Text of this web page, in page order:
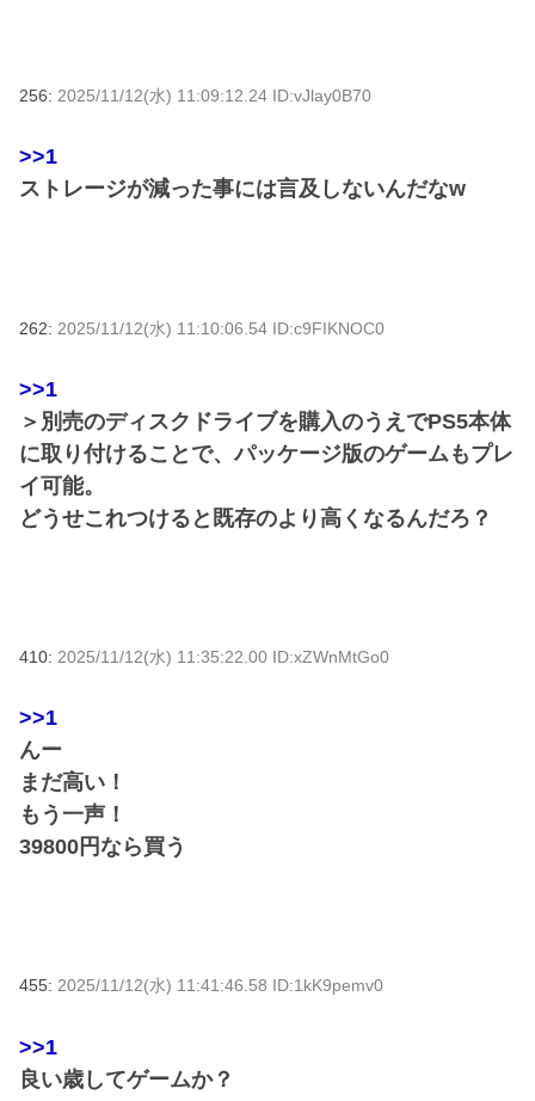
256: 2025/11/12(水) 11:09:12.24 ID:vJlay0B70
>>1
ストレージが減った事には言及しないんだなw
262: 2025/11/12(水) 11:10:06.54 ID:c9FIKNOC0
>>1
＞別売のディスクドライブを購入のうえでPS5本体
に取り付けることで、パッケージ版のゲームもプレ
イ可能。
どうせこれつけると既存のより高くなるんだろ？
410: 2025/11/12(水) 11:35:22.00 ID:xZWnMtGo0
>>1
んー
まだ高い！
もう一声！
39800円なら買う
455: 2025/11/12(水) 11:41:46.58 ID:1kK9pemv0
>>1
良い歳してゲームか？